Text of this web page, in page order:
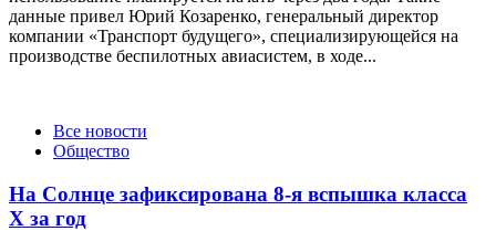
данные привел Юрий Козаренко, генеральный директор
компании «Транспорт будущего», специализирующейся на
производстве беспилотных авиасистем, в ходе...
КатегорииВсе новости
Общество
На Солнце зафиксирована 8-я вспышка класса
Х за год